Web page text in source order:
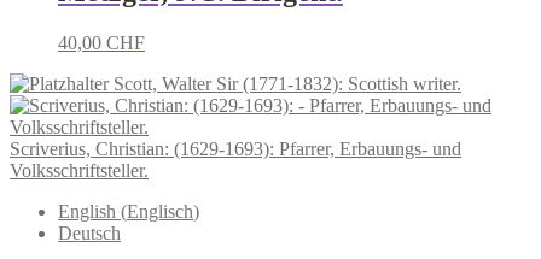
40,00 CHF
Scott, Walter Sir (1771-1832): Scottish writer.
Scriverius, Christian: (1629-1693): Pfarrer, Erbauungs- und
Volksschriftsteller.
English (Englisch)
Deutsch